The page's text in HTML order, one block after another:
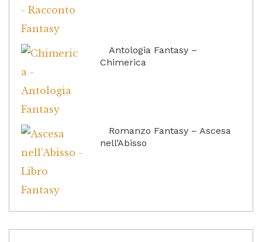
Antologia Fantasy –
Chimerica
Romanzo Fantasy – Ascesa
nell’Abisso